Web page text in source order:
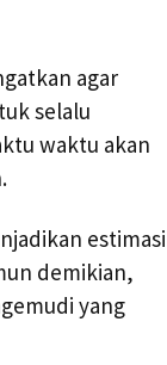
agar
selalu
waktu akan
estimasi
demikian,
yang